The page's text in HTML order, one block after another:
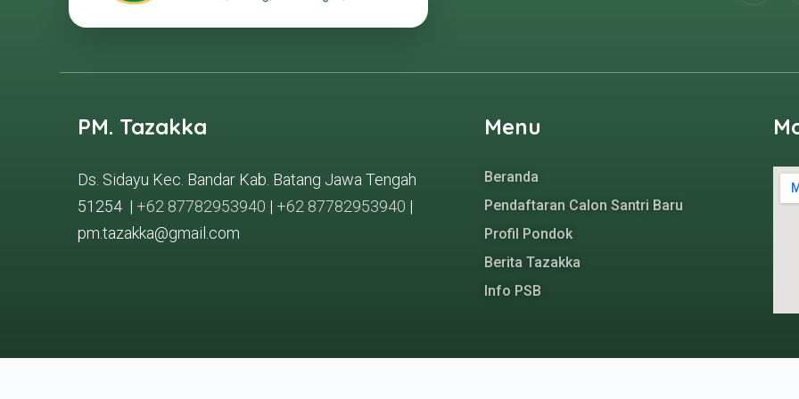
PM. Tazakka
Ds. Sidayu Kec. Bandar Kab. Batang Jawa Tengah
51254 | +62 87782953940 | +62 87782953940 |
pm.tazakka@gmail.com
Menu
Beranda
Pendaftaran Calon Santri Baru
Profil Pondok
Berita Tazakka
Info PSB